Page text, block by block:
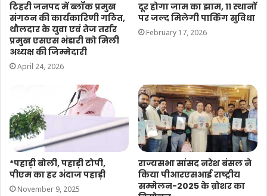
टिहरी जनपद में ब्लॉक प्रमुख
संगठन की कार्यकारिणी गठित,
थौलदार के युवा एवं तेज तर्रार
प्रमुख एसएस भंडारी को मिली
अध्यक्ष की जिम्मेदारी
April 24, 2026
दूर होगा जाम का झाम, 11 स्थानों
पर जल्द मिलेगी पार्किंग सुविधा
February 17, 2026
*पहाड़ी बोली, पहाड़ी टोपी,
पीएम का हर अंदाज पहाड़ी
November 9, 2025
राज्यसभा सांसद नरेश बंसल ने
किया पीआरएसआई राष्ट्रीय
सम्मेलन-2025 के ब्रोशर का